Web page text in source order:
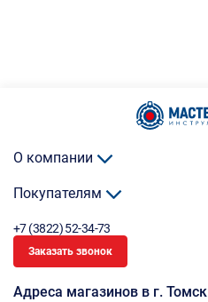
О компании
Покупателям
+7 (3822) 52-34-73
Заказать звонок
Адреса магазинов в г. Томск